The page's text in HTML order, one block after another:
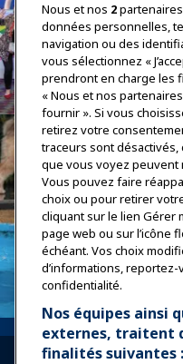
Nous et nos 2
données personnelles,
navigation ou des
vous sélectionnez «
prendront en charge les
« Nous et nos
fournir ». Si vous
retirez votre
traceurs sont
que vous voyez peuvent
Vous pouvez faire
choix ou pour retirer
cliquant sur le lien Gérer
page web ou sur l’icône
échéant. Vos choix
d’informations,
confidentialité.
Nos équipes ainsi
externes, traitent
finalités suivantes :